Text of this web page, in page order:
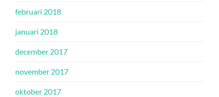
februari 2018
januari 2018
december 2017
november 2017
oktober 2017